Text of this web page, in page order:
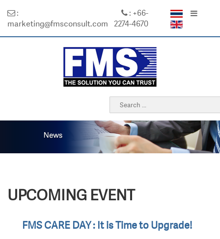
:
marketing@fmsconsult.com
: +66-
2274-4670
UPCOMING EVENT
FMS CARE DAY : It is Time to Upgrade!